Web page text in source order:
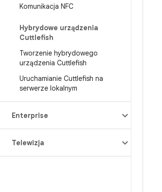
Komunikacja NFC
Hybrydowe urządzenia
Cuttlefish
Tworzenie hybrydowego
urządzenia Cuttlefish
Uruchamianie Cuttlefish na
serwerze lokalnym
Enterprise
Telewizja